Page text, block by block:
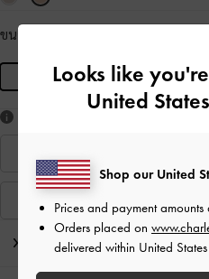
ขนาด:
ชมสิน
บันทึกจากบรรณาธิการ
Looks like
United
Shop our United
Prices and payment
Orders placed on
delivered within United